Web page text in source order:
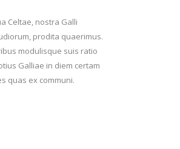
Celtae, nostra Galli
prodita quaerimus.
modulisque suis ratio
Galliae in diem certam
quas ex communi.